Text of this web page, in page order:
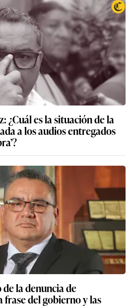
¿Cuál es la situación de la
a los audios entregados
la denuncia de
frase del gobierno y las